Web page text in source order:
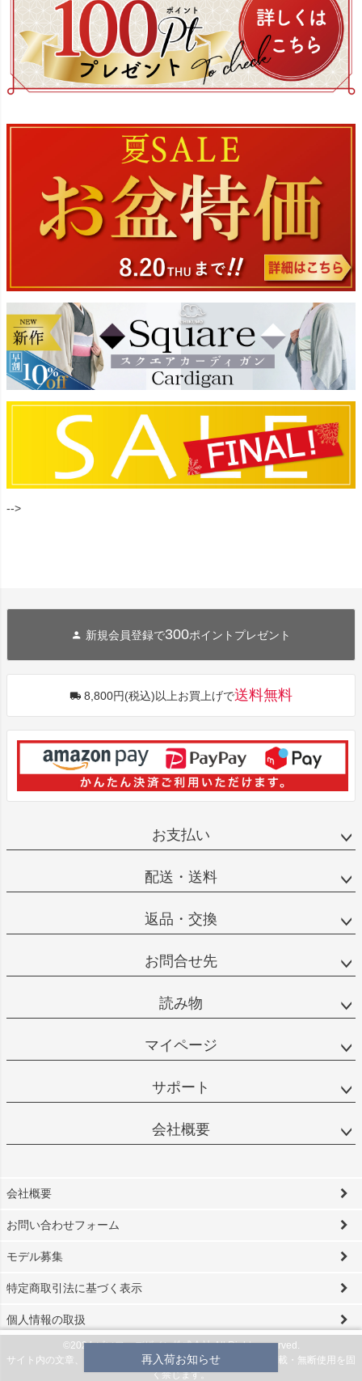
再入荷お知らせ
-->
新規会員登録で300ポイントプレゼント
8,800円(税込)以上お買上げで送料無料
お支払い
配送・送料
返品・交換
お問合せ先
読み物
マイページ
サポート
会社概要
会社概要
お問い合わせフォーム
モデル募集
特定商取引法に基づく表示
個人情報の取扱
©2024 ビソワ・デザイン株式会社 All Rights reserved.
サイト内の文章、画像などの著作物は当社に属します。無断転載・無断使用を固
く禁じます。